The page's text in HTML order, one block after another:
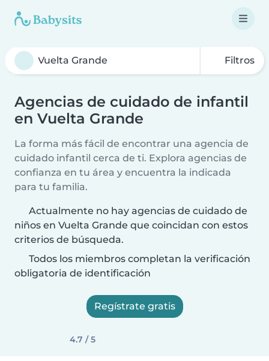
Filtros
Agencias de cuidado de infantil
en Vuelta Grande
La forma más fácil de encontrar una agencia de
cuidado infantil cerca de ti. Explora agencias de
confianza en tu área y encuentra la indicada
para tu familia.
Actualmente no hay agencias de cuidado de
niños en Vuelta Grande que coincidan con estos
criterios de búsqueda.
Todos los miembros completan la verificación
obligatoria de identificación
Regístrate gratis
4.7 / 5